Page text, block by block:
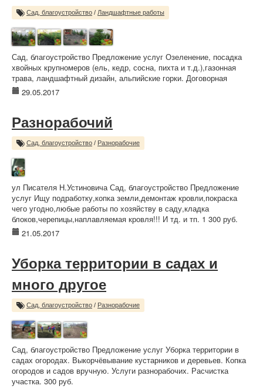
Сад, благоустройство / Ландшафтные работы
Сад, благоустройство Предложение услуг Озеленение, посадка
хвойных крупномеров (ель, кедр, сосна, пихта и т.д.),газонная
трава, ландшафтный дизайн, альпийские горки. Договорная
29.05.2017
Разнорабочий
Сад, благоустройство / Разнорабочие
ул Писателя Н.Устиновича Сад, благоустройство Предложение
услуг Ищу подработку,копка земли,демонтаж кровли,покраска
чего угодно,любые работы по хозяйству в саду,кладка
блоков,черепицы,наплавляемая кровля!!! И тд. и тп. 1 300 руб.
21.05.2017
Уборка территории в садах и
много другое
Сад, благоустройство / Разнорабочие
Сад, благоустройство Предложение услуг Уборка территории в
садах огородах. Выкорчёвывание кустарников и деревьев. Копка
огородов и садов вручную. Услуги разнорабочих. Расчистка
участка. 300 руб.